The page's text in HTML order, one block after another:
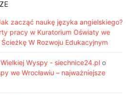
zacząć naukę języka angielskiego?
pracy w Kuratorium Oświaty we
W Rozwoju Edukacyjnym
Wyspy - siechnice24.pl o
we Wrocławiu – najważniejsze